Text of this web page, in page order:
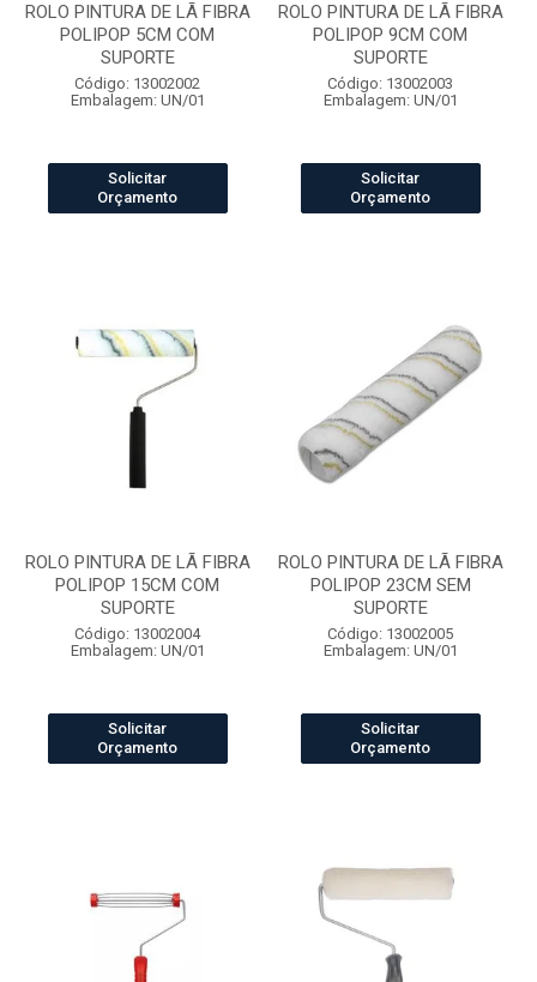
ROLO PINTURA DE LÃ FIBRA
POLIPOP 5CM COM
SUPORTE
Código: 13002002
Embalagem: UN/01
Solicitar
Orçamento
ROLO PINTURA DE LÃ FIBRA
POLIPOP 9CM COM
SUPORTE
Código: 13002003
Embalagem: UN/01
Solicitar
Orçamento
ROLO PINTURA DE LÃ FIBRA
POLIPOP 15CM COM
SUPORTE
Código: 13002004
Embalagem: UN/01
Solicitar
Orçamento
ROLO PINTURA DE LÃ FIBRA
POLIPOP 23CM SEM
SUPORTE
Código: 13002005
Embalagem: UN/01
Solicitar
Orçamento